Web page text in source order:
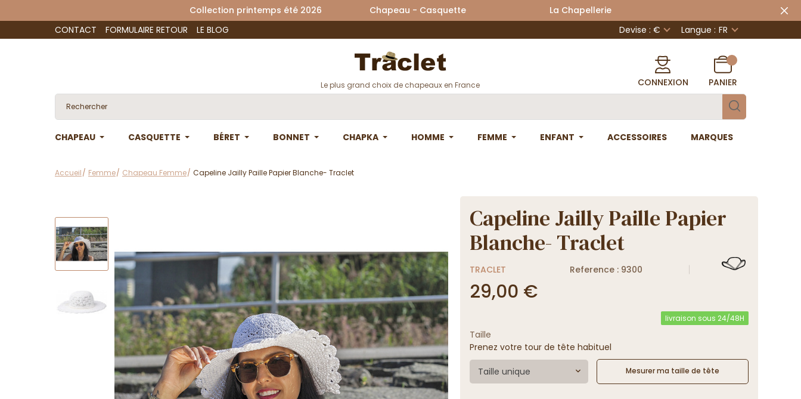
Collection printemps été 2026 Chapeau - Casquette La Chapellerie
CONTACT
FORMULAIRE RETOUR LE BLOG Devise : € Langue : FR
Le plus grand choix de chapeaux en France CONNEXION PANIER
CHAPEAU CASQUETTE BÉRET BONNET CHAPKA HOMME FEMME ENFANT ACCESSOIRES MARQUES
Accueil Femme Chapeau Femme Capeline Jailly Paille Papier Blanche- Traclet
Capeline Jailly Paille Papier
Blanche- Traclet
TRACLET Reference : 9300
29,00 €
livraison sous 24/48H
Taille
Prenez votre tour de tête habituel
Taille unique Mesurer ma taille de tête